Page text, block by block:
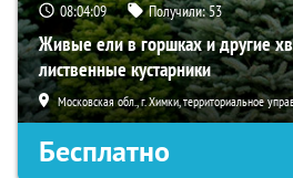
08:04:08 Получили:53
Живые ели в горшках и другие
лиственные кустарники
Московская обл., г. Химки, территориальное
Бесплатно